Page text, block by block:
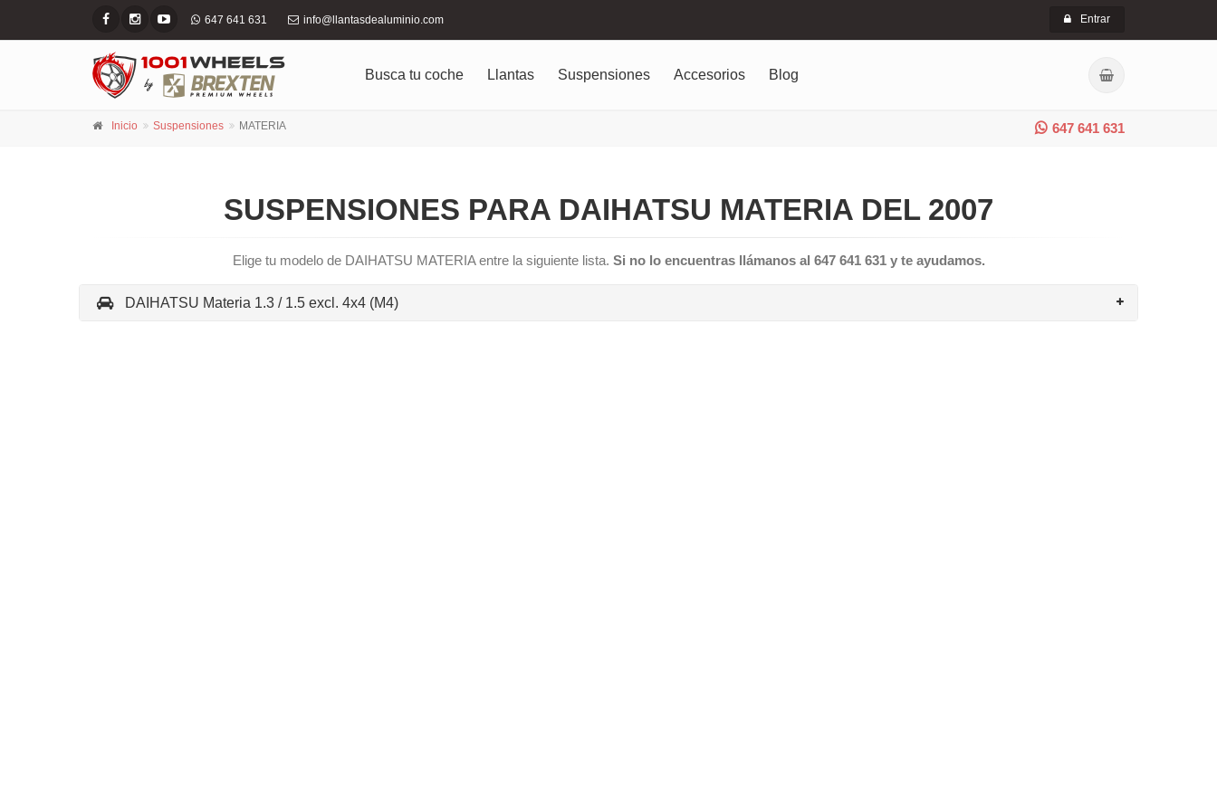
647 641 631 info@llantasdealuminio.com Entrar
Busca tu coche Llantas Suspensiones Accesorios Blog
647 641 631
Inicio Suspensiones MATERIA
SUSPENSIONES PARA DAIHATSU MATERIA DEL 2007
Elige tu modelo de DAIHATSU MATERIA entre la siguiente lista. Si no lo encuentras llámanos al 647 641 631 y te ayudamos.
DAIHATSU Materia 1.3 / 1.5 excl. 4x4 (M4)